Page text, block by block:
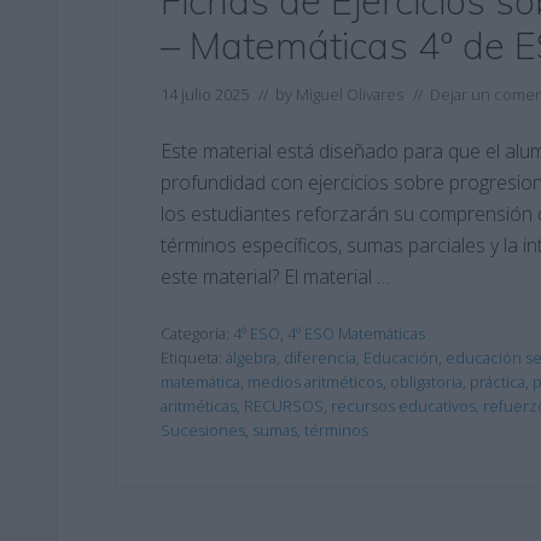
– Matemáticas 4º de
14 julio 2025 // by Miguel Olivares // Dejar un
Este material está diseñado para que el
profundidad con ejercicios sobre
los estudiantes reforzarán su
términos específicos, sumas parciales y la
este material? El material …
Categoría: 4º ESO, 4º ESO Matemáticas
Etiqueta: álgebra, diferencia, Educación, educación
matemática, medios aritméticos, obligatoria, práctica,
aritméticas, RECURSOS, recursos educativos,
Sucesiones, sumas, términos